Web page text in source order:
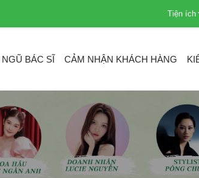
Tiện ích
BÁC SĨ CẢM NHẬN KHÁCH HÀNG